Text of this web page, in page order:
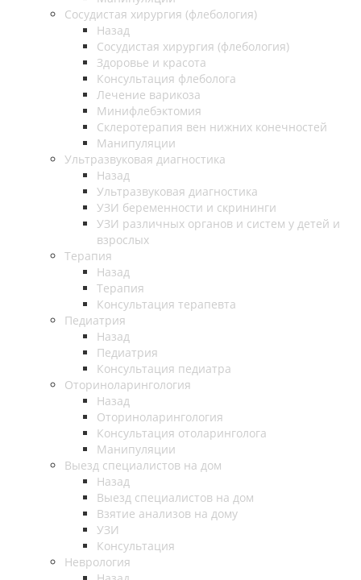
Cосудистая хирургия (флебология)
Назад
Cосудистая хирургия (флебология)
Здоровье и красота
Консультация флеболога
Лечение варикоза
Минифлебэктомия
Склеротерапия вен нижних конечностей
Манипуляции
Ультразвуковая диагностика
Назад
Ультразвуковая диагностика
УЗИ беременности и скрининги
УЗИ различных органов и систем у детей и
взрослых
Терапия
Назад
Терапия
Консультация терапевта
Педиатрия
Назад
Педиатрия
Консультация педиатра
Оториноларингология
Назад
Оториноларингология
Консультация отоларинголога
Манипуляции
Выезд специалистов на дом
Назад
Выезд специалистов на дом
Взятие анализов на дому
УЗИ
Консультация
Неврология